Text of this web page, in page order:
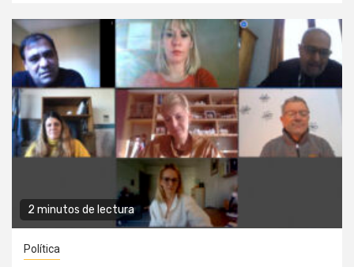
2 minutos de lectura
Política